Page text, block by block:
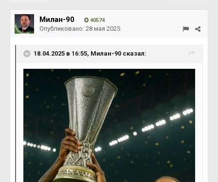
Милан-90 40574
Опубликовано: 28 мая 2025
18.04.2025 в 16:55, Милан-90 сказал: